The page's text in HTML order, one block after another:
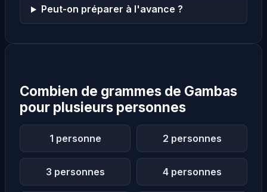
Peut-on préparer à l'avance ?
Combien de grammes de Gambas
pour plusieurs personnes
1 personne 2 personnes
3 personnes 4 personnes